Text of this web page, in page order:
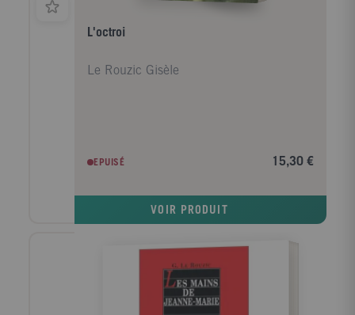
L'octroi
Le Rouzic Gisèle
EPUISÉ 15,30 €
VOIR PRODUIT